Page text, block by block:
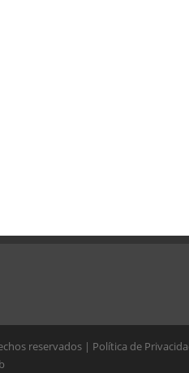
reservados | Política de